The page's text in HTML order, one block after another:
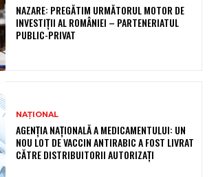
NAZARE: PREGĂTIM URMĂTORUL MOTOR DE
INVESTIȚII AL ROMÂNIEI – PARTENERIATUL
PUBLIC-PRIVAT
NAȚIONAL
AGENȚIA NAȚIONALĂ A MEDICAMENTULUI: UN
NOU LOT DE VACCIN ANTIRABIC A FOST LIVRAT
CĂTRE DISTRIBUITORII AUTORIZAȚI